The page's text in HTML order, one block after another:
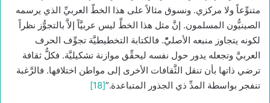
متنوِّعاً ولا مركزي. ونسوق مثالاً على هذا الخطّ العربيِّ الذي يرسمه
الصينيُّون المسلمون. إنَّ مثل هذا الخطِّ ليس عربيَّاً إلاَّ بالتجوُّز نظراً
لكونه يتجاوز منبعه الأصليّْ. فالكتابة التخطيطيَّة تجوِّف الحرف
العربيَّ وتجعله يدور حول نفسه ليحقِّق موازنة تشكيليَّة. فكلُّ ثقافة
ترضي ذاتها بأن تنقل الثَّقافات الأخرى إلى مواطن اختلافها. فالرَّغبة
تنفجر بواسطة المدِّ ذي الجذور المتباعدة.”[18]